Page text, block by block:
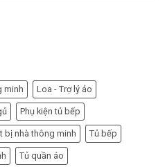
minh Loa - Trợ lý ảo
Phụ kiện tủ bếp
bị nhà thông minh Tủ bếp
Tủ quần áo